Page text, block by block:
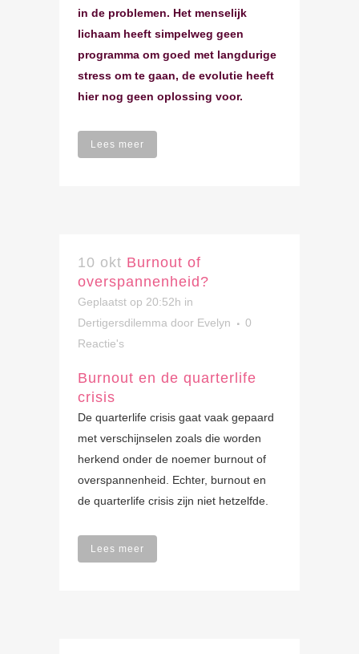
in de problemen. Het menselijk
lichaam heeft simpelweg geen
programma om goed met langdurige
stress om te gaan, de evolutie heeft
hier nog geen oplossing voor.
Lees meer
10 okt Burnout of
overspannenheid?
Geplaatst op 20:52h in
Dertigersdilemma door Evelyn
0
Reactie's
Burnout en de quarterlife
crisis
De quarterlife crisis gaat vaak gepaard
met verschijnselen zoals die worden
herkend onder de noemer burnout of
overspannenheid. Echter, burnout en
de quarterlife crisis zijn niet hetzelfde.
Lees meer